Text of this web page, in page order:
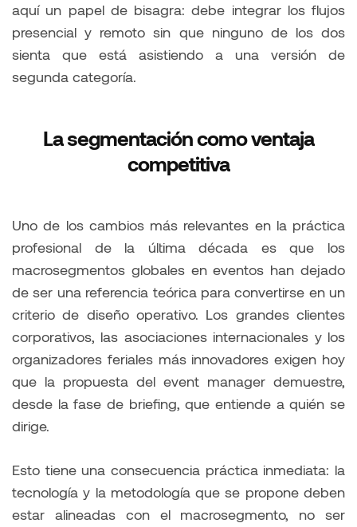
aquí un papel de bisagra: debe integrar los flujos
presencial y remoto sin que ninguno de los dos
sienta que está asistiendo a una versión de
segunda categoría.
La segmentación como ventaja
competitiva
Uno de los cambios más relevantes en la práctica
profesional de la última década es que los
macrosegmentos globales en eventos han dejado
de ser una referencia teórica para convertirse en un
criterio de diseño operativo. Los grandes clientes
corporativos, las asociaciones internacionales y los
organizadores feriales más innovadores exigen hoy
que la propuesta del event manager demuestre,
desde la fase de briefing, que entiende a quién se
dirige.
Esto tiene una consecuencia práctica inmediata: la
tecnología y la metodología que se propone deben
estar alineadas con el macrosegmento, no ser